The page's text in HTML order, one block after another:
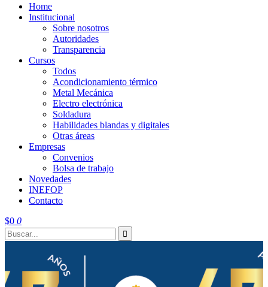
Home
Institucional
Sobre nosotros
Autoridades
Transparencia
Cursos
Todos
Acondicionamiento térmico
Metal Mecánica
Electro electrónica
Soldadura
Habilidades blandas y digitales
Otras áreas
Empresas
Convenios
Bolsa de trabajo
Novedades
INEFOP
Contacto
$0 0